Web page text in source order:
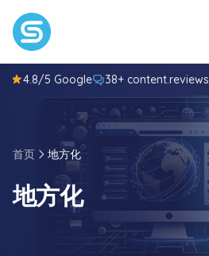
4.8/5 Google 38+ content.reviews
首页 地方化
地方化